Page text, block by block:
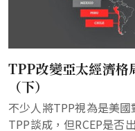
TPP改變亞太經濟格
（下）
不少人將TPP視為是美
TPP談成，但RCEP是否